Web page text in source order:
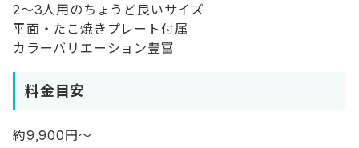
2～3人用のちょうど良いサイズ
平面・たこ焼きプレート付属
カラーバリエーション豊富
料金目安
約9,900円～